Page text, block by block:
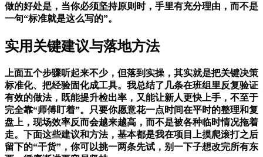
做的好处是，当你必须坚持原则时，手里有充分理由，而不是
一句“标准就是这么写的”。
实用关键建议与落地方法
上面五个步骤听起来不少，但落到实操，其实就是把关键决策
标准化、把经验固化成工具。我总结了几条在班组里反复验证
有效的做法，既能提升检出率，又能让新人更快上手，不至于
完全靠“师傅盯着”。只要你愿意花一点时间在平时的整理和复
盘上，现场效率反而会越来越高，而不是被各种临时情况拖着
走。下面这些建议和方法，基本都是我在项目上摸爬滚打之后
留下的“干货”，你可以挑一两条先试，别一下子想改完所有东